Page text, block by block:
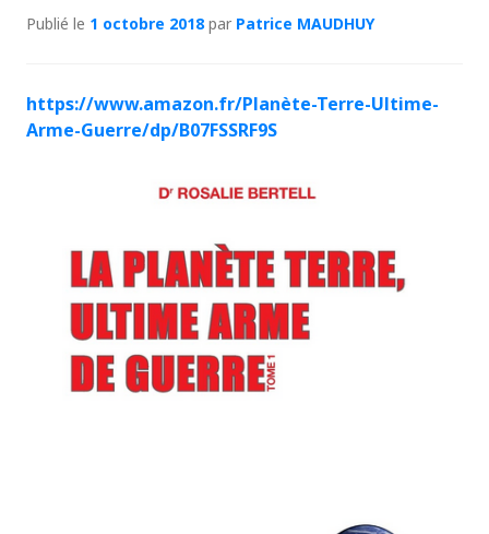
Publié le 1 octobre 2018par Patrice MAUDHUY
https://www.amazon.fr/Planète-Terre-Ultime-
Arme-Guerre/dp/B07FSSRF9S